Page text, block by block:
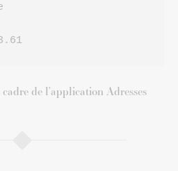
de l’application Adresses